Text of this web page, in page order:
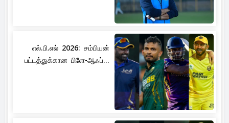
எல்.பி.எல் 2026: சம்பியன்
பட்டத்துக்கான பிளே-ஆஃப்...